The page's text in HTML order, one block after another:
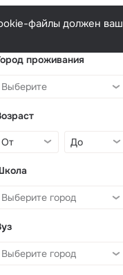
файлы должен ваш
проживания